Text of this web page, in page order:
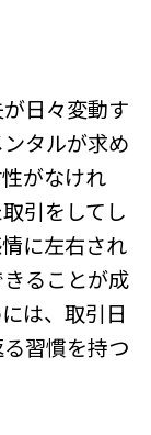
日々変動す
タルが求め
がなけれ
引をしてし
に左右され
ることが成
は、取引日
習慣を持つ